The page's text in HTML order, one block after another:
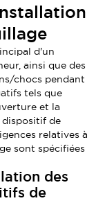
d'un
ainsi que des
chocs pendant
tels que
et la
dispositif de
relatives à
sont spécifiées
des
de